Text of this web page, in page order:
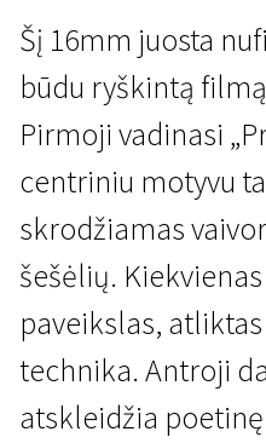
Šį 16mm juosta
būdu ryškintą
Pirmoji vadinasi
centriniu motyvu
skrodžiamas
šešėlių.
paveikslas,
technika. Antroji
atskleidžia